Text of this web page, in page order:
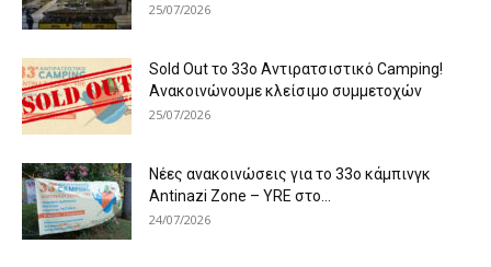
25/07/2026
Sold Out το 33ο Αντιρατσιστικό Camping!
Ανακοινώνουμε κλείσιμο συμμετοχών
25/07/2026
Νέες ανακοινώσεις για το 33ο κάμπινγκ
Antinazi Zone – YRE στο...
24/07/2026